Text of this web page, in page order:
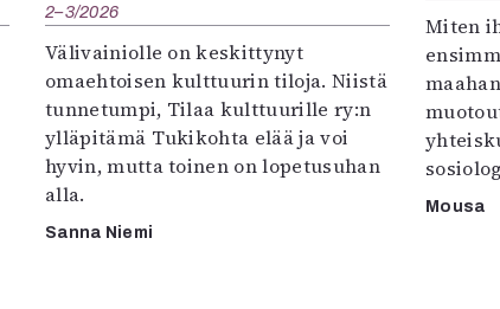
2–3/2026
Välivainiolle on keskittynyt
omaehtoisen kulttuurin tiloja. Niistä
tunnetumpi, Tilaa kulttuurille ry:n
ylläpitämä Tukikohta elää ja voi
hyvin, mutta toinen on lopetusuhan
alla.
Sanna Niemi
Miten
Mousa